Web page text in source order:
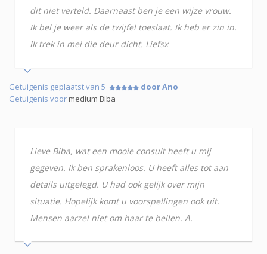
dit niet verteld. Daarnaast ben je een wijze vrouw.
Ik bel je weer als de twijfel toeslaat. Ik heb er zin in.
Ik trek in mei die deur dicht. Liefsx
Getuigenis geplaatst van 5
door Ano
Getuigenis voormedium Biba
Lieve Biba, wat een mooie consult heeft u mij
gegeven. Ik ben sprakenloos. U heeft alles tot aan
details uitgelegd. U had ook gelijk over mijn
situatie. Hopelijk komt u voorspellingen ook uit.
Mensen aarzel niet om haar te bellen. A.